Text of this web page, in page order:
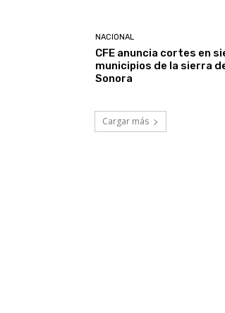
NACIONAL
CFE anuncia cortes en
municipios de la sierra
Sonora
Cargar más